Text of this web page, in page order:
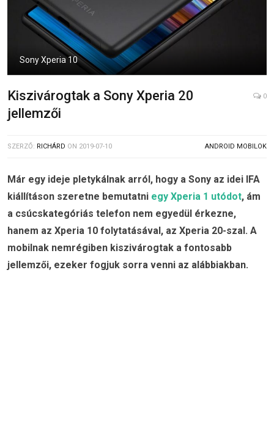
Sony Xperia 10
Kiszivárogtak a Sony Xperia 20
jellemzői
0
SZERZŐ: RICHÁRD ON 2019-07-10 ANDROID MOBILOK
Már egy ideje pletykálnak arról, hogy a Sony az idei IFA
kiállításon szeretne bemutatni egy Xperia 1 utódot, ám
a csúcskategóriás telefon nem egyedül érkezne,
hanem az Xperia 10 folytatásával, az Xperia 20-szal. A
mobilnak nemrégiben kiszivárogtak a fontosabb
jellemzői, ezeker fogjuk sorra venni az alábbiakban.